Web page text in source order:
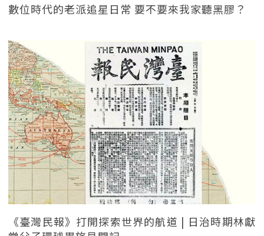
數位時代的老派追星日常 要不要來我家聽黑膠？
《臺灣民報》打開探索世界的航道 | 日治時期林獻